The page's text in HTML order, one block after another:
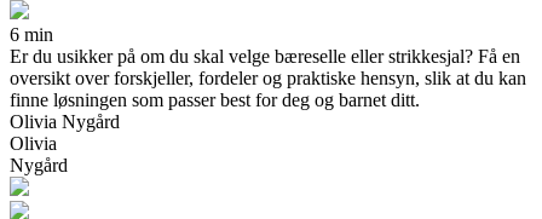
6 min
Er du usikker på om du skal velge bæreselle eller strikkesjal? Få en
oversikt over forskjeller, fordeler og praktiske hensyn, slik at du kan
finne løsningen som passer best for deg og barnet ditt.
Olivia Nygård
Olivia
Nygård